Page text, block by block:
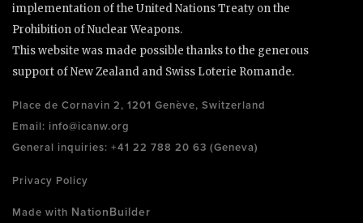
implementation of the United Nations Treaty on the
Prohibition of Nuclear Weapons.
This website was made possible thanks to the generous
support of New Zealand and Swiss Loterie Romande.
Place de Cornavin 2, 1201 Genève, Switzerland
Email: info@icanw.org
General inquiries: +41 22 788 20 63 (Geneva)
Privacy Policy
Made with NationBuilder